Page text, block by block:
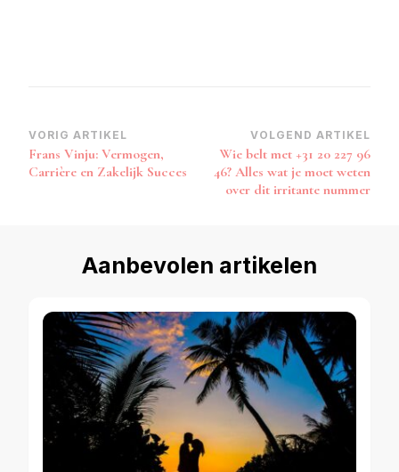
Bericht
navigatie
VORIG ARTIKEL
Frans Vinju: Vermogen,
Carrière en Zakelijk Succes
VOLGEND ARTIKEL
Wie belt met +31 20 227 96
46? Alles wat je moet weten
over dit irritante nummer
Aanbevolen artikelen